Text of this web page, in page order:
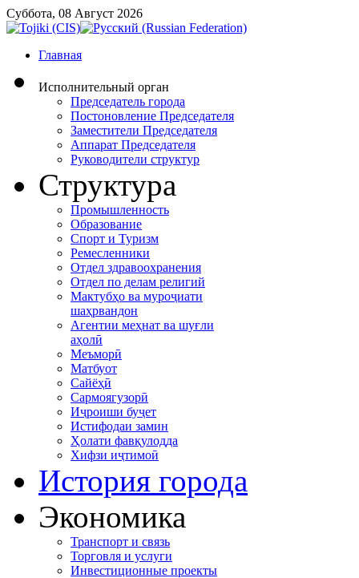
Суббота, 08 Август 2026
Главная
Исполнительный орган
Председатель города
Постоновление Председателя
Заместители Председателя
Аппарат Председателя
Руководители структур
Структура
Промышленность
Образование
Спорт и Туризм
Ремесленники
Отдел здравоохранения
Отдел по делам религий
Мактубҳо ва муроҷиати
шаҳрвандон
Агентии меҳнат ва шуғли
аҳолӣ
Меъморӣ
Матбуот
Сайёҳӣ
Сармоягузорӣ
Иҷроиши буҷет
Истифодаи замин
Ҳолати фавқулодда
Хифзи иҷтимоӣ
История города
Экономика
Транспорт и связь
Торговля и услуги
Инвестиционные проекты